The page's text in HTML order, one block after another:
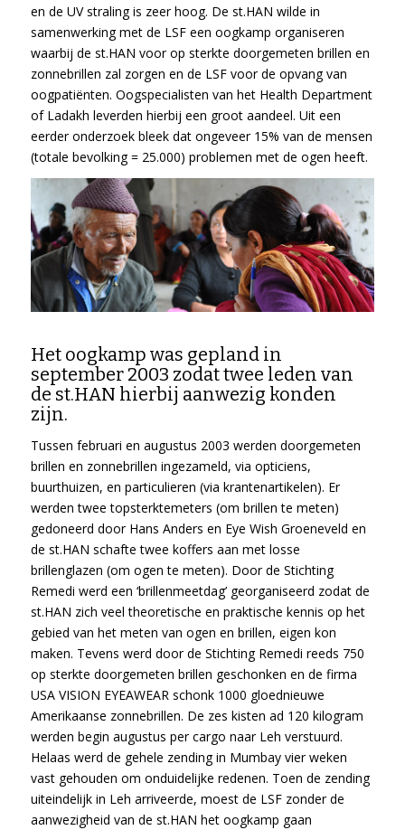
en de UV straling is zeer hoog. De st.HAN wilde in
samenwerking met de LSF een oogkamp organiseren
waarbij de st.HAN voor op sterkte doorgemeten brillen en
zonnebrillen zal zorgen en de LSF voor de opvang van
oogpatiënten. Oogspecialisten van het Health Department
of Ladakh leverden hierbij een groot aandeel. Uit een
eerder onderzoek bleek dat ongeveer 15% van de mensen
(totale bevolking = 25.000) problemen met de ogen heeft.
Het oogkamp was gepland in
september 2003 zodat twee leden van
de st.HAN hierbij aanwezig konden
zijn.
Tussen februari en augustus 2003 werden doorgemeten
brillen en zonnebrillen ingezameld, via opticiens,
buurthuizen, en particulieren (via krantenartikelen). Er
werden twee topsterktemeters (om brillen te meten)
gedoneerd door Hans Anders en Eye Wish Groeneveld en
de st.HAN schafte twee koffers aan met losse
brillenglazen (om ogen te meten). Door de Stichting
Remedi werd een ‘brillenmeetdag’ georganiseerd zodat de
st.HAN zich veel theoretische en praktische kennis op het
gebied van het meten van ogen en brillen, eigen kon
maken. Tevens werd door de Stichting Remedi reeds 750
op sterkte doorgemeten brillen geschonken en de firma
USA VISION EYEAWEAR schonk 1000 gloednieuwe
Amerikaanse zonnebrillen. De zes kisten ad 120 kilogram
werden begin augustus per cargo naar Leh verstuurd.
Helaas werd de gehele zending in Mumbay vier weken
vast gehouden om onduidelijke redenen. Toen de zending
uiteindelijk in Leh arriveerde, moest de LSF zonder de
aanwezigheid van de st.HAN het oogkamp gaan